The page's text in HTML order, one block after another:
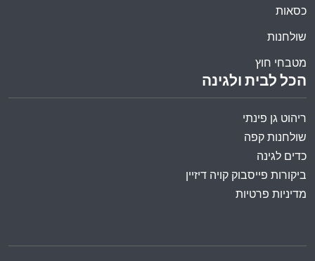
הכל לבית ולגינה
ריהוט גן פינתי
שולחנות קפה
כדים לגינה
ביקורות פייסבוק קויה דיזיין
מדיניות פרטיות
כסאות
שולחנות
מטבחי חוץ